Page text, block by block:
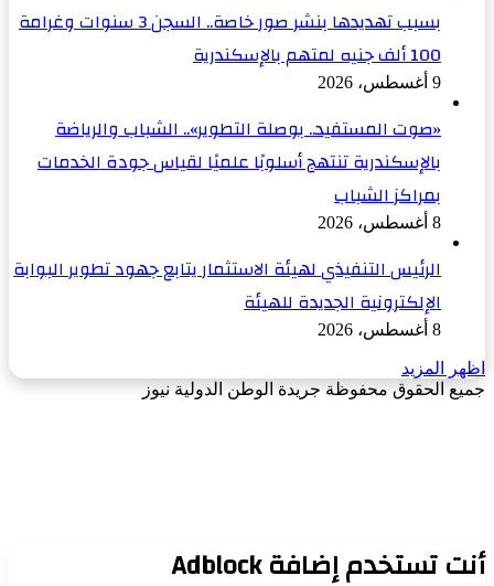
بسبب تهديدها بنشر صور خاصة.. السجن 3 سنوات وغرامة
100 ألف جنيه لمتهم بالإسكندرية
9 أغسطس، 2026
«صوت المستفيد.. بوصلة التطوير».. الشباب والرياضة
بالإسكندرية تنتهج أسلوبًا علميًا لقياس جودة الخدمات
بمراكز الشباب
8 أغسطس، 2026
الرئيس التنفيذي لهيئة الاستثمار يتابع جهود تطوير البوابة
الإلكترونية الجديدة للهيئة
8 أغسطس، 2026
اظهر المزيد
جميع الحقوق محفوظة جريدة الوطن الدولية نيوز
أنت تستخدم إضافة Adblock